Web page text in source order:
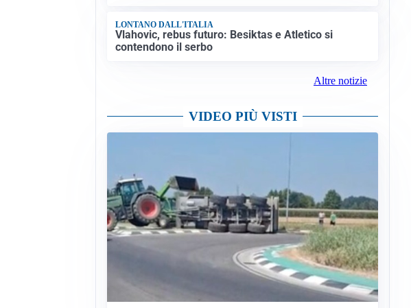
LONTANO DALL'ITALIA
Vlahovic, rebus futuro: Besiktas e Atletico si
contendono il serbo
Altre notizie
VIDEO PIÙ VISTI